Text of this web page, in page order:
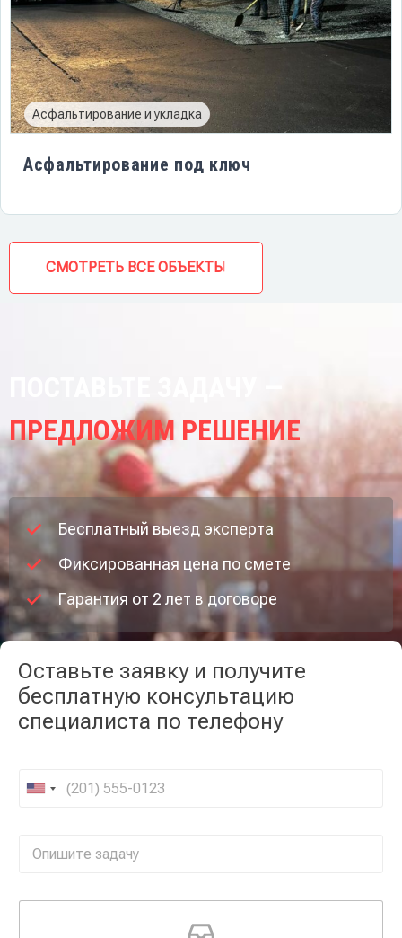
Асфальтирование и укладка
Асфальтирование под ключ
СМОТРЕТЬ ВСЕ ОБЪЕКТЫ
ПРЕДЛОЖИМ РЕШЕНИЕ
Бесплатный выезд эксперта
Фиксированная цена по смете
Гарантия от 2 лет в договоре
Оставьте заявку и получите
бесплатную консультацию
специалиста по телефону